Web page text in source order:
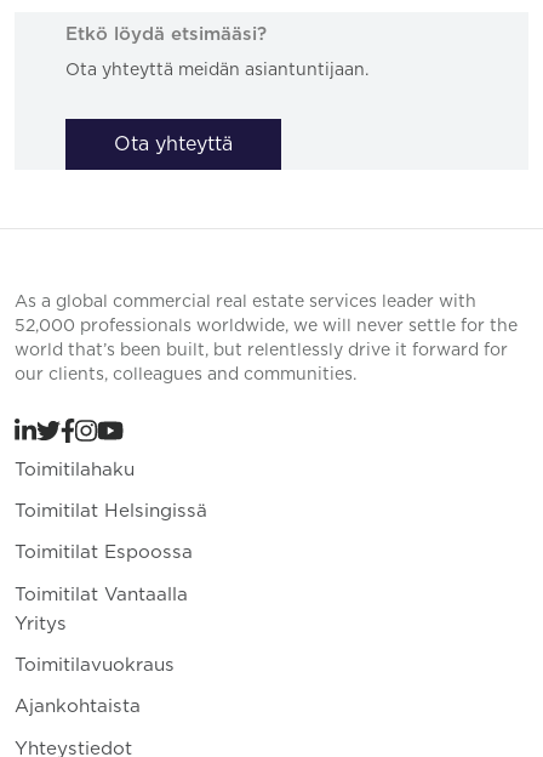
Etkö löydä etsimääsi?
Ota yhteyttä meidän asiantuntijaan.
Ota yhteyttä
As a global commercial real estate services leader with
52,000 professionals worldwide, we will never settle for the
world that’s been built, but relentlessly drive it forward for
our clients, colleagues and communities.
Toimitilahaku
Toimitilat Helsingissä
Toimitilat Espoossa
Toimitilat Vantaalla
Yritys
Toimitilavuokraus
Ajankohtaista
Yhteystiedot